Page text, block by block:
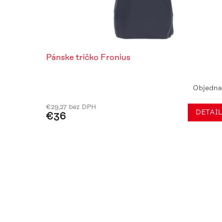
Pánske tričko Fronius
produktu
je
€29,27 bez DPH
€36 DETAIL